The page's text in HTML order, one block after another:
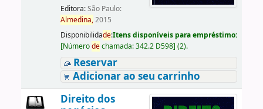
Editora:São Paulo:
Almedina,2015
Disponibilidade:Itens disponíveis para empréstimo:
[Númerodechamada:342.2 D598] (2).
Reservar
Adicionar ao seu carrinho
Direito dos